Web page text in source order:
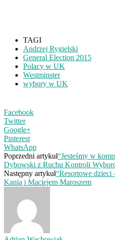
TAGI
Andrzej Rygielski
General Election 2015
Polacy w UK
Westminster
wybory w UK
Facebook
Twitter
Google+
Pinterest
WhatsApp
Poprzedni artykuł“Jesteśmy w
Dybowski z Ruchu Kontroli
Następny artykuł“Resortowe dzieci
Kanią i Maciejem Maroszem